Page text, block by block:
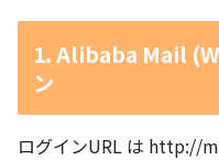
1. Alibaba Mail
ン
ログインURL は http://